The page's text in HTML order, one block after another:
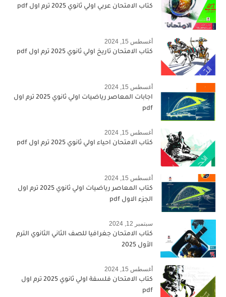
كتاب الامتحان عربي اولي ثانوي 2025 ترم اول pdf
أغسطس 15, 2024
كتاب الامتحان تاريخ اولي ثانوي 2025 ترم اول pdf
أغسطس 15, 2024
اجابات المعاصر رياضيات اولي ثانوي 2025 ترم اول
pdf
أغسطس 15, 2024
كتاب الامتحان احياء اولي ثانوي 2025 ترم اول pdf
أغسطس 15, 2024
كتاب المعاصر رياضيات اولي ثانوي 2025 ترم اول
الجزء الاول pdf
سبتمبر 12, 2024
كتاب الامتحان جغرافيا للصف الثاني الثانوي الترم
الأول 2025
أغسطس 15, 2024
كتاب الامتحان فلسفة اولي ثانوي 2025 ترم اول
pdf